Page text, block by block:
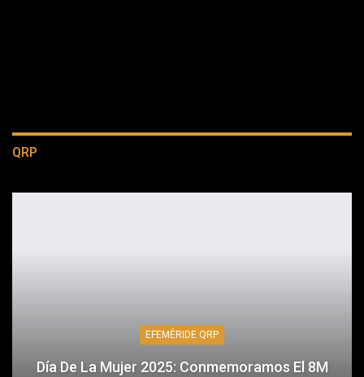
QRP
EFEMÉRIDE QRP
Día De La Mujer 2025: Conmemoramos El 8M